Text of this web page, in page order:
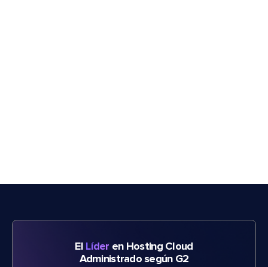
El Líder en Hosting Cloud
Administrado según G2